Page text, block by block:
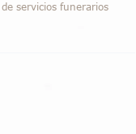
servicios funerarios